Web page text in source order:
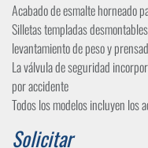
Acabado de esmalte horneado
Silletas templadas
levantamiento de peso y
La válvula de seguridad
por accidente
Todos los modelos incluyen los
Solicitar